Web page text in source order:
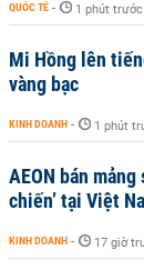
QUỐC TẾ - 1 phút trước
Mi Hồng lên
vàng bạc
KINH DOANH - 1 phút
AEON bán
chiến’ tại Việt
KINH DOANH - 17 giờ